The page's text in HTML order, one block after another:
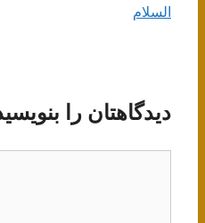
السلام‏
دیدگاهتان را بنویسید